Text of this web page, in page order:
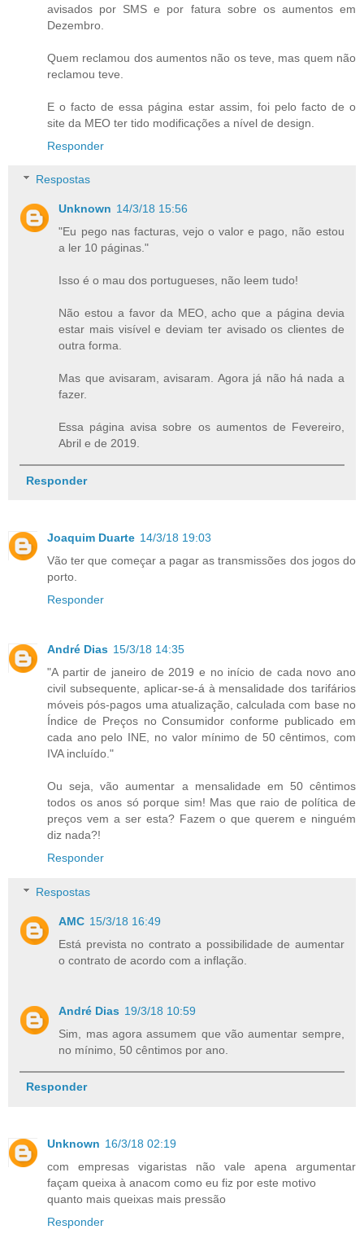
avisados por SMS e por fatura sobre os aumentos em
Dezembro.
Quem reclamou dos aumentos não os teve, mas quem não
reclamou teve.
E o facto de essa página estar assim, foi pelo facto de o
site da MEO ter tido modificações a nível de design.
Responder
Respostas
Unknown 14/3/18 15:56
"Eu pego nas facturas, vejo o valor e pago, não estou
a ler 10 páginas."
Isso é o mau dos portugueses, não leem tudo!
Não estou a favor da MEO, acho que a página devia
estar mais visível e deviam ter avisado os clientes de
outra forma.
Mas que avisaram, avisaram. Agora já não há nada a
fazer.
Essa página avisa sobre os aumentos de Fevereiro,
Abril e de 2019.
Responder
Joaquim Duarte 14/3/18 19:03
Vão ter que começar a pagar as transmissões dos jogos do
porto.
Responder
André Dias 15/3/18 14:35
"A partir de janeiro de 2019 e no início de cada novo ano
civil subsequente, aplicar-se-á à mensalidade dos tarifários
móveis pós-pagos uma atualização, calculada com base no
Índice de Preços no Consumidor conforme publicado em
cada ano pelo INE, no valor mínimo de 50 cêntimos, com
IVA incluído."
Ou seja, vão aumentar a mensalidade em 50 cêntimos
todos os anos só porque sim! Mas que raio de política de
preços vem a ser esta? Fazem o que querem e ninguém
diz nada?!
Responder
Respostas
AMC 15/3/18 16:49
Está prevista no contrato a possibilidade de aumentar
o contrato de acordo com a inflação.
André Dias 19/3/18 10:59
Sim, mas agora assumem que vão aumentar sempre,
no mínimo, 50 cêntimos por ano.
Responder
Unknown 16/3/18 02:19
com empresas vigaristas não vale apena argumentar
façam queixa à anacom como eu fiz por este motivo
quanto mais queixas mais pressão
Responder